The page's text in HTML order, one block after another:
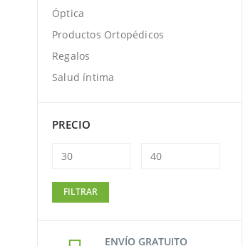
Óptica
Productos Ortopédicos
Regalos
Salud íntima
PRECIO
mínimo
máximo
FILTRAR
ENVÍO GRATUITO